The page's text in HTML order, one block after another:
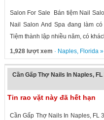
Salon For Sale Bán tiệm Nail
Nail Salon And Spa đang làm
Tiệm thành lập nhiều năm, có
1,928 lượt xem · Naples, Florida»
Cần Gấp Thợ Nails In Naples, FL
Tin rao vặt này đã hết hạn
Cần Gấp Thợ Nails In Naples, FL